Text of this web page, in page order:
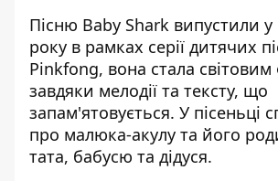
Пісню Baby Shark випустили у
року в рамках серії дитячих
Pinkfong, вона стала
завдяки мелодії та тексту, що
запам'ятовується. У пісеньці
про малюка-акулу та його
тата, бабусю та дідуся.